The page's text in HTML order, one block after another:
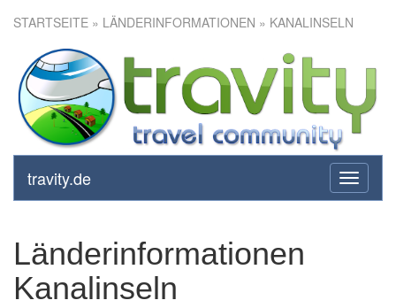
STARTSEITE » LÄNDERINFORMATIONEN » KANALINSELN
toggle
travity.de
Länderinformationen
Kanalinseln